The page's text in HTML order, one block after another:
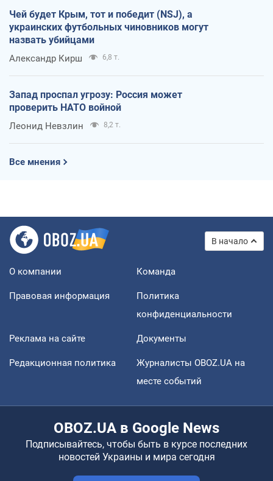
Чей будет Крым, тот и победит (NSJ), а
украинских футбольных чиновников могут
назвать убийцами
Александр Кирш 6,8 т.
Запад проспал угрозу: Россия может
проверить НАТО войной
Леонид Невзлин 8,2 т.
Все мнения
В начало
О компании Команда
Правовая информация
Политика
конфиденциальности
Реклама на сайте Документы
Редакционная политика
Журналисты OBOZ.UA на
месте событий
OBOZ.UA в Google News
Подписывайтесь, чтобы быть в курсе последних
новостей Украины и мира сегодня